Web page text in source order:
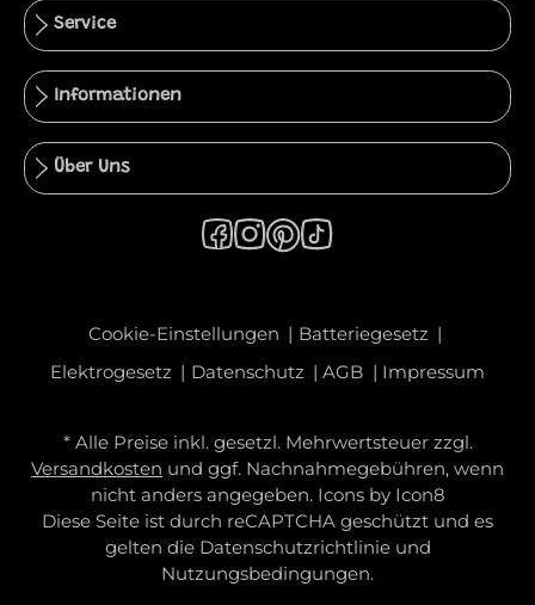
Service
Informationen
Über Uns
Cookie-Einstellungen
Batteriegesetz
Elektrogesetz
Datenschutz AGB Impressum
* Alle Preise inkl. gesetzl. Mehrwertsteuer zzgl.
Versandkosten und ggf. Nachnahmegebühren, wenn
nicht anders angegeben. Icons by Icon8
Diese Seite ist durch reCAPTCHA geschützt und es
gelten die Datenschutzrichtlinieund
Nutzungsbedingungen.